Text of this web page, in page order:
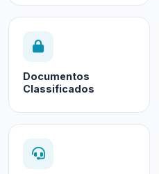
Documentos
Classificados